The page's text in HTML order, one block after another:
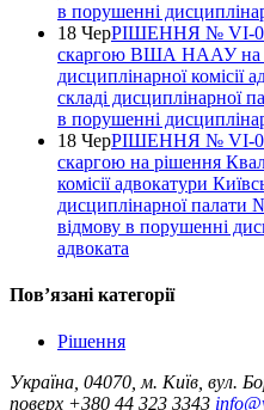
в порушенні
18 ЧерРІШЕННЯ № VІ-
скаргою ВША НААУ на
дисциплінарної комісії
складі дисциплінарної
в порушенні
18 ЧерРІШЕННЯ № VІ-
скаргою на рішення
комісії адвокатури
дисциплінарної палати
відмову в порушенні
адвоката
Повʼязані категорії
Рішення
Україна, 04070, м. Київ, вул.
поверх +380 44 323 3343